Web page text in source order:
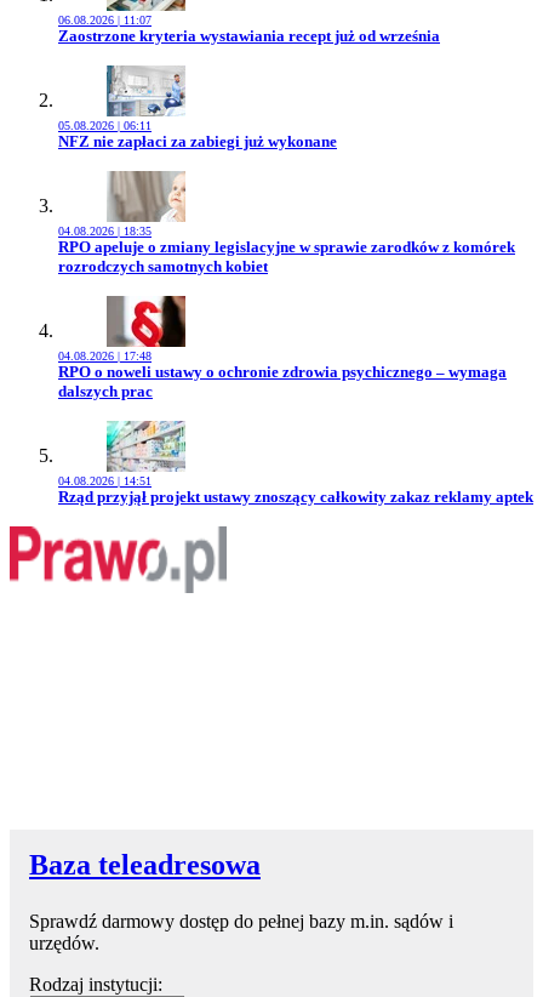
06.08.2026 | 11:07
Przejdź do artykułu:
Zaostrzone kryteria wystawiania recept już od września
05.08.2026 | 06:11
Przejdź do artykułu:
NFZ nie zapłaci za zabiegi już wykonane
04.08.2026 | 18:35
Przejdź do artykułu:
RPO apeluje o zmiany legislacyjne w sprawie zarodków z komórek
rozrodczych samotnych kobiet
04.08.2026 | 17:48
Przejdź do artykułu:
RPO o noweli ustawy o ochronie zdrowia psychicznego – wymaga
dalszych prac
04.08.2026 | 14:51
Przejdź do artykułu:
Rząd przyjął projekt ustawy znoszący całkowity zakaz reklamy aptek
Baza teleadresowa
Sprawdź darmowy dostęp do pełnej bazy m.in. sądów i
urzędów.
Rodzaj instytucji: